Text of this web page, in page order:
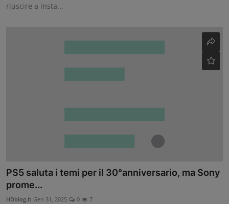
riuscire a insta...
PS5 saluta i temi per il 30°anniversario, ma Sony
prome...
HDblog.it Gen 31, 2025 0 7